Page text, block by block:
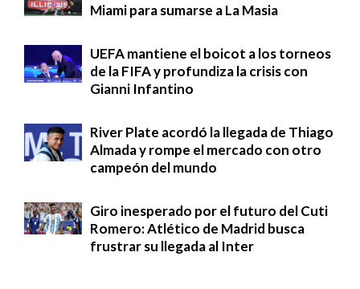
Miami para sumarse a La Masia
UEFA mantiene el boicot a los torneos
de la FIFA y profundiza la crisis con
Gianni Infantino
River Plate acordó la llegada de Thiago
Almada y rompe el mercado con otro
campeón del mundo
Giro inesperado por el futuro del Cuti
Romero: Atlético de Madrid busca
frustrar su llegada al Inter